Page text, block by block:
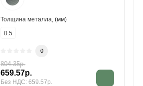
Толщина металла, (мм)
0.5
0
804.35р.
659.57р.
Без НДС: 659.57р.